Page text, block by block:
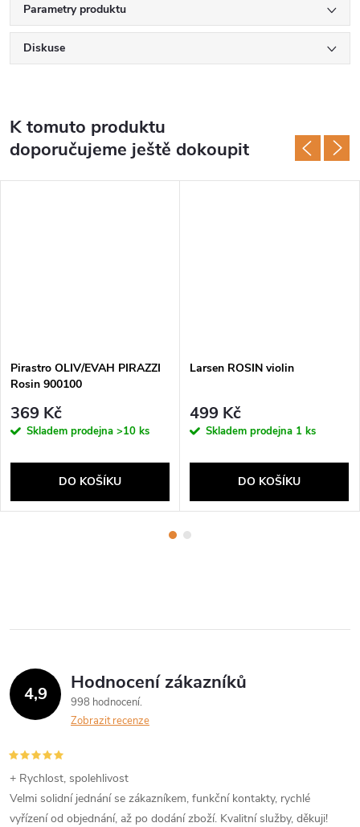
Parametry produktu
Diskuse
K tomuto produktu
doporučujeme ještě dokoupit
Pirastro OLIV/EVAH PIRAZZI
Rosin 900100
369 Kč
Skladem prodejna >10 ks
DO KOŠÍKU
Larsen ROSIN violin
499 Kč
Skladem prodejna 1 ks
DO KOŠÍKU
4,9 Hodnocení zákazníků
998 hodnocení
Zobrazit recenze
+ Rychlost, spolehlivost
Velmi solidní jednání se zákazníkem, funkční kontakty, rychlé
vyřízení od objednání, až po dodání zboží. Kvalitní služby, děkuji!